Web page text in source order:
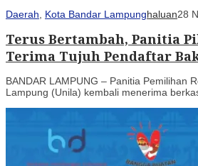
Daerah Kota Bandar Lampunghaluan28
Terus Bertambah, Panitia
Terima Tujuh Pendaftar
BANDAR LAMPUNG – Panitia Pemilihan
Lampung (Unila) kembali menerima